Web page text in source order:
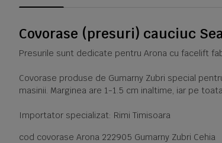
Covorase (presuri) cauciuc
Presurile sunt dedicate pentru Arona cu facelift
Covorase produse de Gumarny Zubri special
masinii. Marginea are 1-1.5 cm inaltime, iar pe
Importator specializat: Rimi Timisoara
cod covorase Arona 222905 Gumarny Zubri Cehia